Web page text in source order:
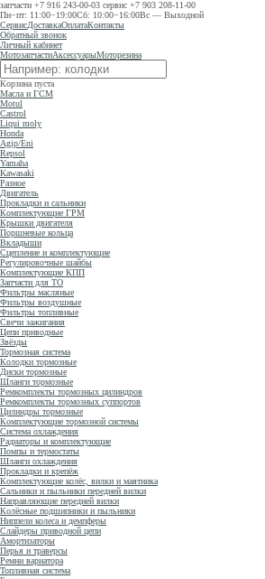
запчасти +7 916 243-00-03 сервис +7 903 208-11-00
Пн−пт: 11:00−19:00Сб: 10:00−16:00Вс — Выходной
СервисДоставкаОплатаКонтакты
Обратный звонок
Личный кабинет
МотозапчастиАксессуарыМоторезина
Корзина пуста
Масла и ГСМ
Motul
Castrol
Liqui moly
Honda
Agip/Eni
Repsol
Yamaha
Kawasaki
Разное
Двигатель
Прокладки и сальники
Комплектующие ГРМ
Крышки двигателя
Поршневые кольца
Вкладыши
Сцепление и комплектующие
Регулировочные шайбы
Комплектующие КПП
Запчасти для ТО
Фильтры масляные
Фильтры воздушные
Фильтры топливные
Свечи зажигания
Цепи приводные
Звёзды
Тормозная система
Колодки тормозные
Диски тормозные
Шланги тормозные
Ремкомплекты тормозных цилиндров
Ремкомплекты тормозных суппортов
Цилиндры тормозные
Комплектующие тормозной системы
Система охлаждения
Радиаторы и комплектующие
Помпы и термостаты
Шланги охлаждения
Прокладки и крепёж
Комплектующие колёс, вилки и маятника
Сальники и пыльники передней вилки
Направляющие передней вилки
Колёсные подшипники и пыльники
Ниппели колеса и демпферы
Слайдеры приводной цепи
Амортизаторы
Перья и траверсы
Ремни вариатора
Топливная система